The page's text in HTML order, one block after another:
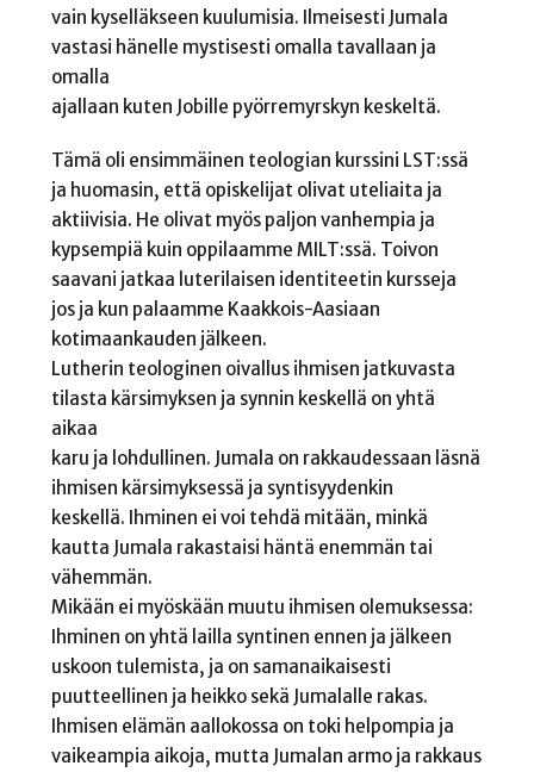
vain kyselläkseen kuulumisia. Ilmeisesti Jumala
vastasi hänelle mystisesti omalla tavallaan ja
omalla
ajallaan kuten Jobille pyörremyrskyn keskeltä.
Tämä oli ensimmäinen teologian kurssini LST:ssä
ja huomasin, että opiskelijat olivat uteliaita ja
aktiivisia. He olivat myös paljon vanhempia ja
kypsempiä kuin oppilaamme MILT:ssä. Toivon
saavani jatkaa luterilaisen identiteetin kursseja
jos ja kun palaamme Kaakkois-Aasiaan
kotimaankauden jälkeen.
Lutherin teologinen oivallus ihmisen jatkuvasta
tilasta kärsimyksen ja synnin keskellä on yhtä
aikaa
karu ja lohdullinen. Jumala on rakkaudessaan läsnä
ihmisen kärsimyksessä ja syntisyydenkin
keskellä. Ihminen ei voi tehdä mitään, minkä
kautta Jumala rakastaisi häntä enemmän tai
vähemmän.
Mikään ei myöskään muutu ihmisen olemuksessa:
Ihminen on yhtä lailla syntinen ennen ja jälkeen
uskoon tulemista, ja on samanaikaisesti
puutteellinen ja heikko sekä Jumalalle rakas.
Ihmisen elämän aallokossa on toki helpompia ja
vaikeampia aikoja, mutta Jumalan armo ja rakkaus